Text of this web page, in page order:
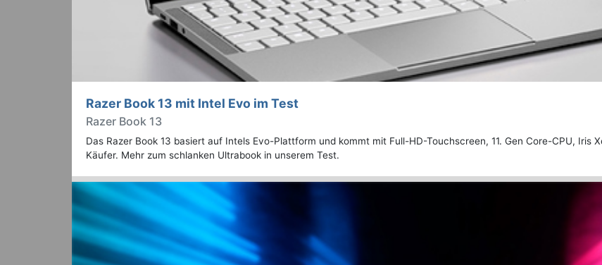
Razer Book 13 mit Intel Evo im Test
Razer Book 13
Das Razer Book 13 basiert auf Intels Evo-Plattform und kommt mit Full-HD-Touchscreen, 11. Gen Core-CPU, Iris
Käufer. Mehr zum schlanken Ultrabook in unserem Test.